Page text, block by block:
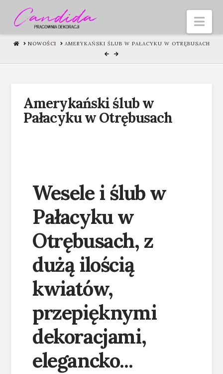
HOMENOWOŚCI AMERYKAŃSKI ŚLUB W PAŁACYKU W OTRĘBUSACH
Amerykański ślub w
Pałacyku w Otrębusach
Wesele i ślub w
Pałacyku w
Otrębusach, z
dużą ilością
kwiatów,
przepięknymi
dekoracjami,
elegancko...